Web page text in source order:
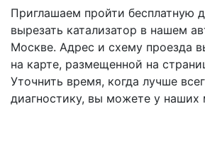
Приглашаем пройти бесплатную
вырезать катализатор в нашем
Москве. Адрес и схему проезда
на карте, размещенной на
Уточнить время, когда лучше
диагностику, вы можете у наших